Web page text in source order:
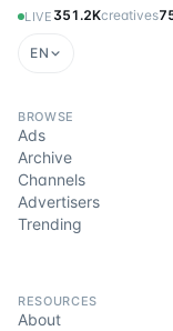
LIVE 351.2Kcreatives
EN
BROWSE
Ads
Archive
Channels
Advertisers
Trending
RESOURCES
About